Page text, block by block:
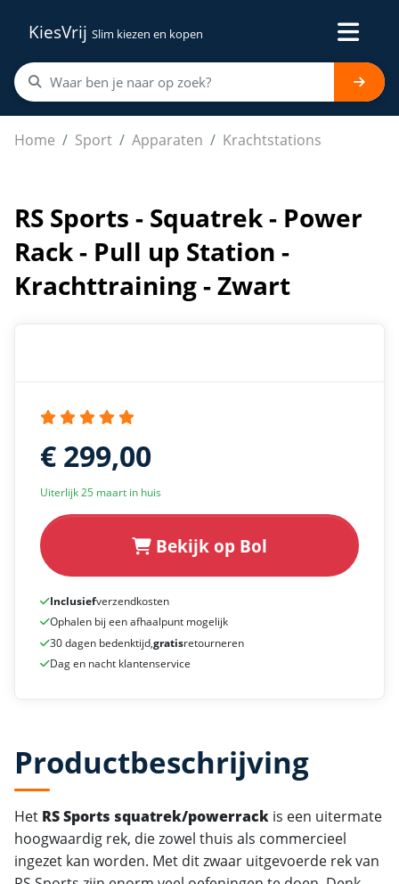
KiesVrij Slim kiezen en kopen
Home Sport Apparaten Krachtstations
RS Sports - Squatrek - Power Rack - Pull up Station -
RS Sports - Squatrek - Power
Rack - Pull up Station -
Krachttraining - Zwart
€ 299,00
Uiterlijk 25 maart in huis
Bekijk op Bol
Inclusiefverzendkosten
Ophalen bij een afhaalpunt mogelijk
30 dagen bedenktijd,gratisretourneren
Dag en nacht klantenservice
Productbeschrijving
Het RS Sports squatrek/powerrack is een uitermate
hoogwaardig rek, die zowel thuis als commercieel
ingezet kan worden. Met dit zwaar uitgevoerde rek van